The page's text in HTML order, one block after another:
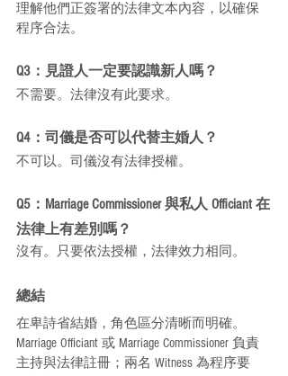
理解他們正簽署的法律文本內容，以確保
程序合法。
Q3：見證人一定要認識新人嗎？
不需要。法律沒有此要求。
Q4：司儀是否可以代替主婚人？
不可以。司儀沒有法律授權。
Q5：Marriage Commissioner 與私人 Officiant 在
法律上有差別嗎？
沒有。只要依法授權，法律效力相同。
總結
在卑詩省結婚，角色區分清晰而明確。
Marriage Officiant 或 Marriage Commissioner 負責
主持與法律註冊；兩名 Witness 為程序要